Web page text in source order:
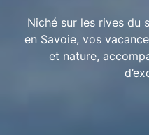
Niché sur les rives du
en Savoie, vos
et nature,